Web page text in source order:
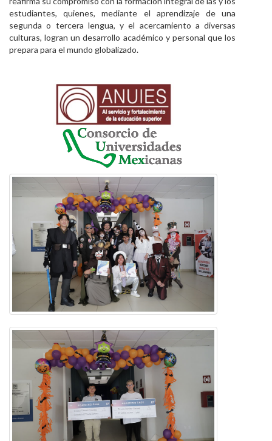
estudiantes, quienes, mediante el aprendizaje de una
segunda o tercera lengua, y el acercamiento a diversas
culturas, logran un desarrollo académico y personal que los
prepara para el mundo globalizado.